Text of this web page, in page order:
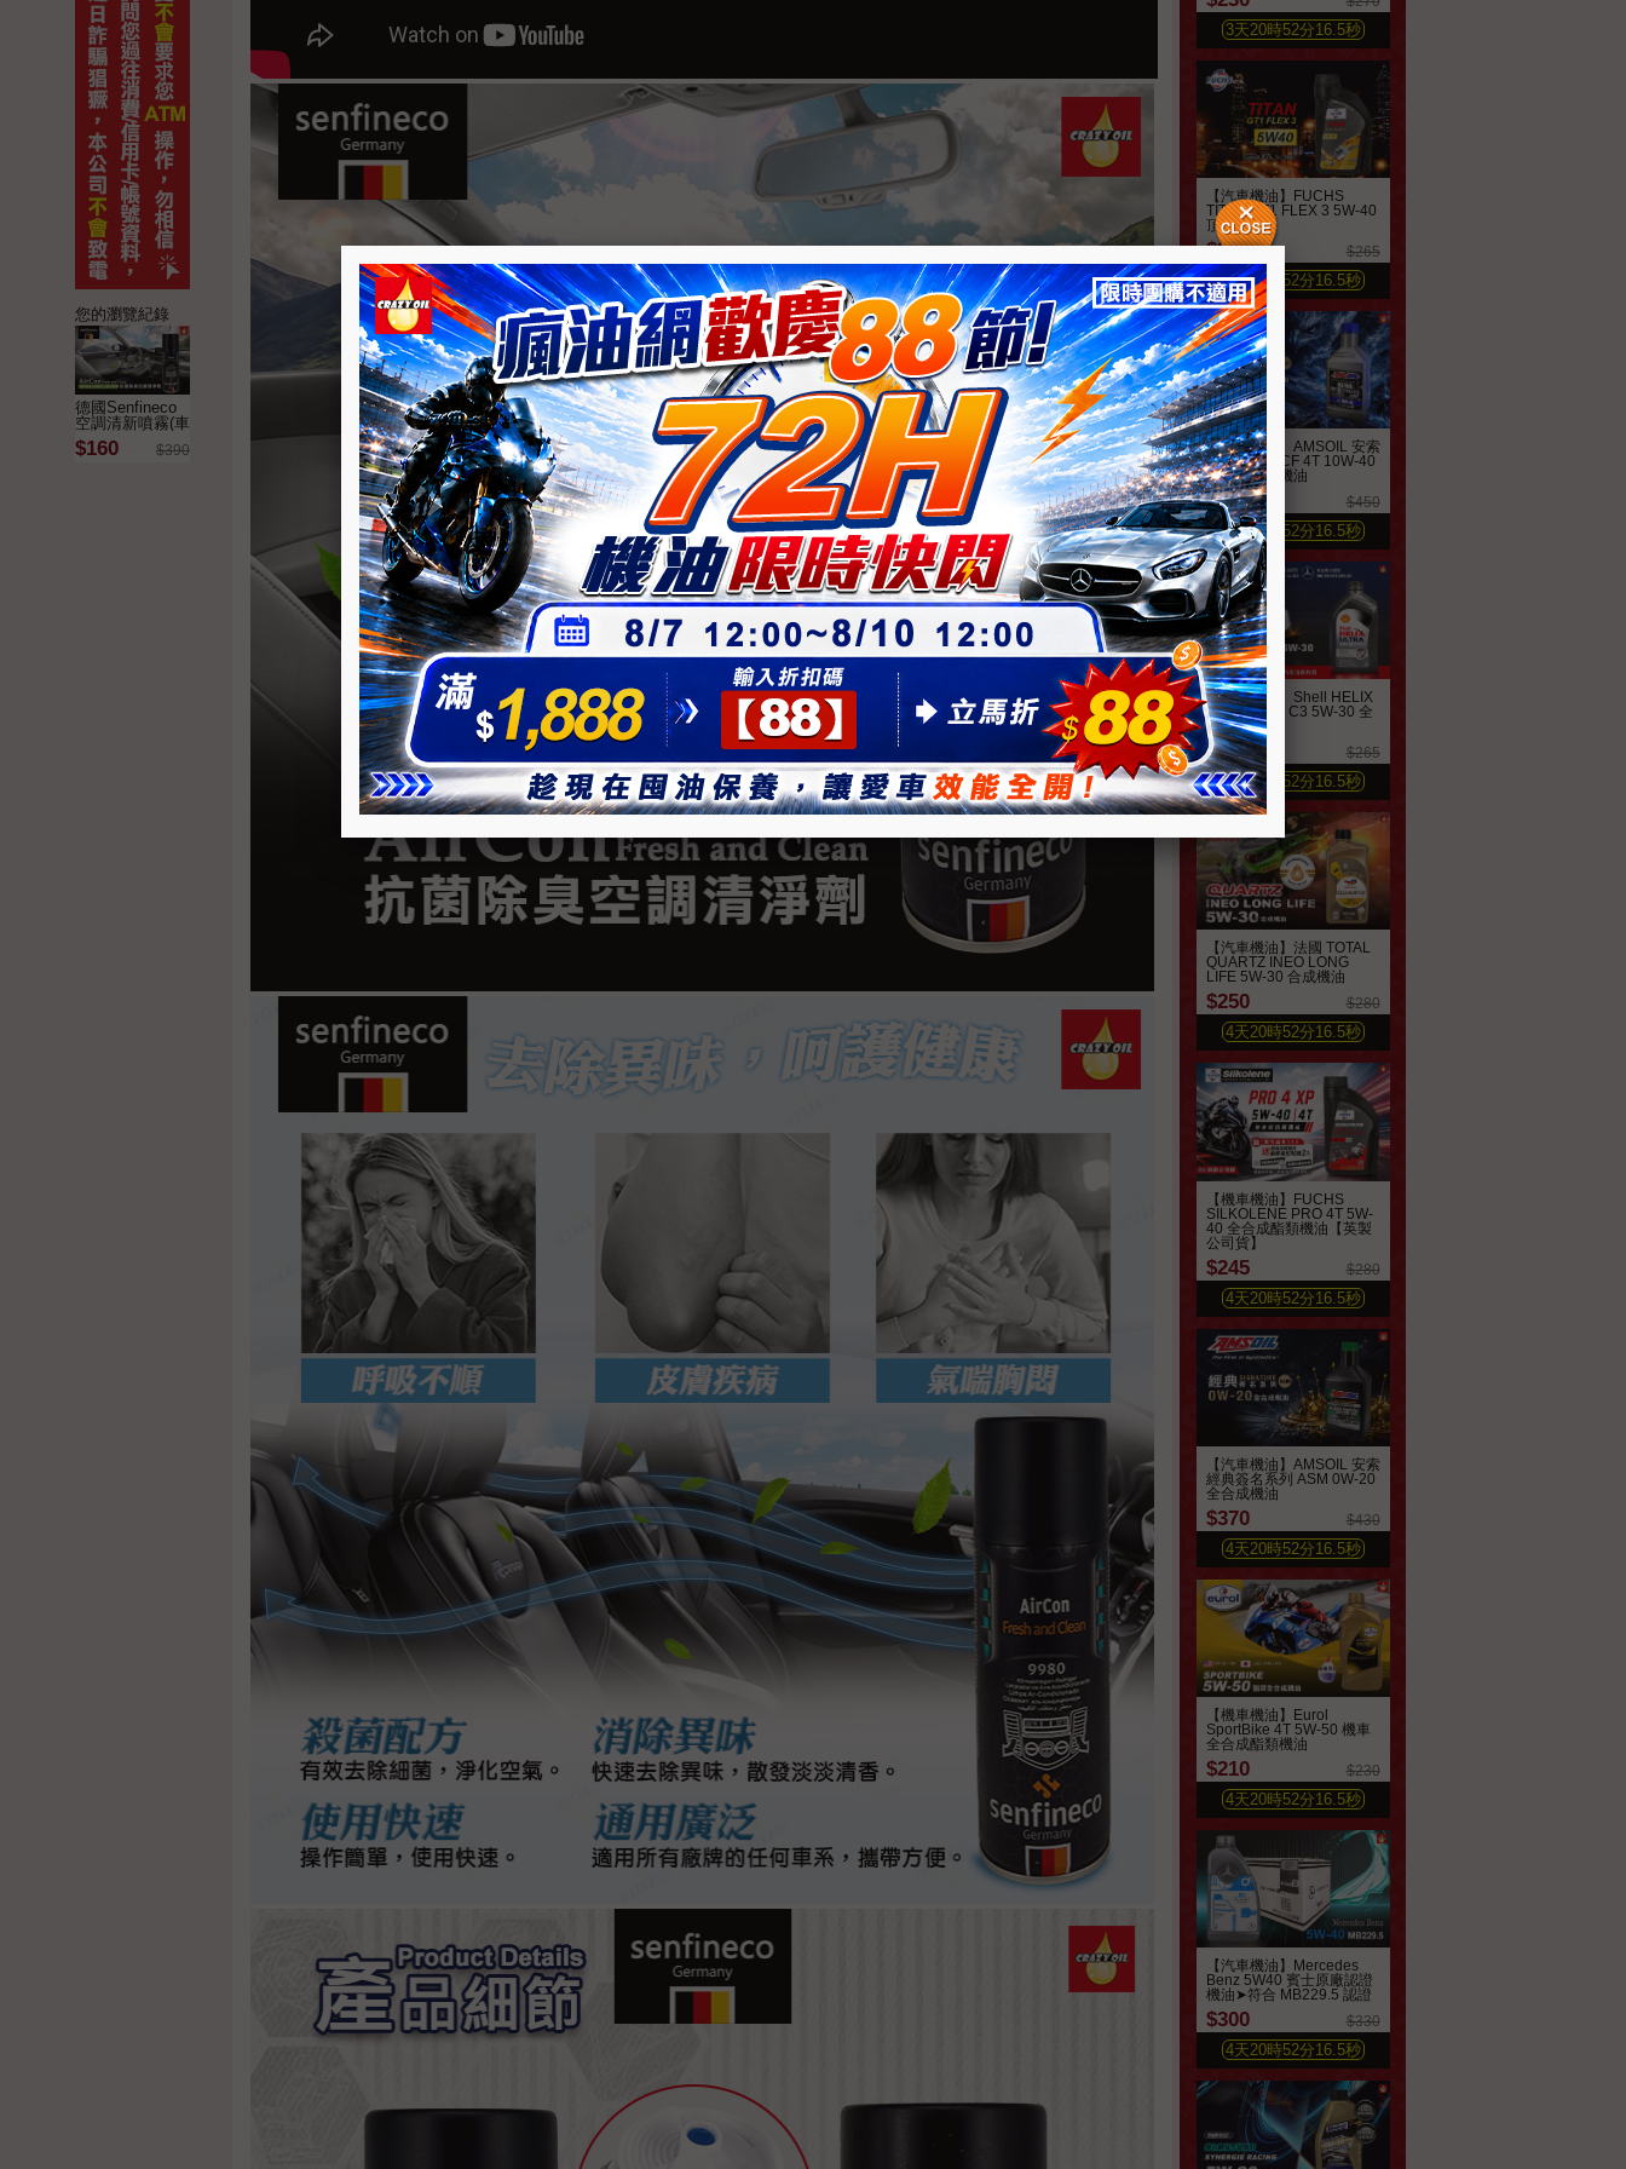
3天20時52分14.6秒
【汽車機油】FUCHS
TITAN GT1 FLEX 3 5W-40
頂級機油
$225 $265
3天20時 52分14.6秒
【機車機油】AMSOIL 安索
猛禽系列 MCF 4T 10W-40
機車全合成機油
$400 $450
4天20時 52分14.6秒
【汽車機油】Shell HELIX
ULTRA ECT C3 5W-30 全
合成機油
$280 $265
4天20時 52分14.6秒
【汽車機油】法國 TOTAL
QUARTZ INEO LONG
LIFE 5W-30 合成機油
$250 $280
4天20時52分14.6秒
【機車機油】FUCHS
SILKOLENE PRO 4T 5W-
40 全合成酯類機油【英製
公司貨】
$245 $280
4天20時52分14.6秒
【汽車機油】AMSOIL 安索
經典簽名系列 ASM 0W-20
全合成機油
$370 $430
4天20時52分14.6秒
【機車機油】Eurol
SportBike 4T 5W-50 機車
全合成酯類機油
$210 $230
4天20時52分14.6秒
【汽車機油】Mercedes
Benz 5W40 賓士原廠認證
機油➤符合 MB229.5 認證
$300 $330
4天20時52分14.6秒
您的瀏覽紀錄
德國Senfineco
空調清新噴霧(車
輛空調清潔噴霧
劑) 9980
$160 $390